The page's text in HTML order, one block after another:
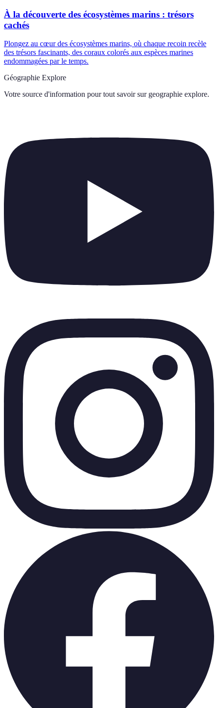
À la découverte des écosystèmes marins : trésors
cachés
Plongez au cœur des écosystèmes marins, où chaque recoin recèle
des trésors fascinants, des coraux colorés aux espèces marines
endommagées par le temps.
Géographie Explore
Votre source d'information pour tout savoir sur geographie explore.